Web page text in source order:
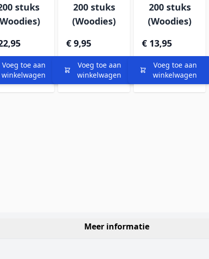
stuks
Voeg toe aan
winkelwagen
200 stuks
(Woodies)
€ 9,95
Voeg toe aan
winkelwagen
200 stuks
(Woodies)
€ 13,95
Voeg toe aan
winkelwagen
Meer informatie